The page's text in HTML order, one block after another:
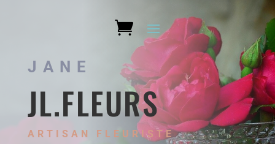
JANE
JL.FLEURS
ARTISAN FLEURISTE